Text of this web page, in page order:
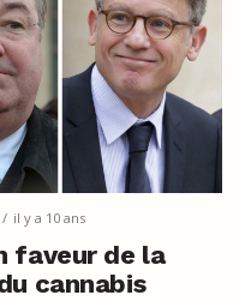
il y a 10 ans
faveur de la
cannabis